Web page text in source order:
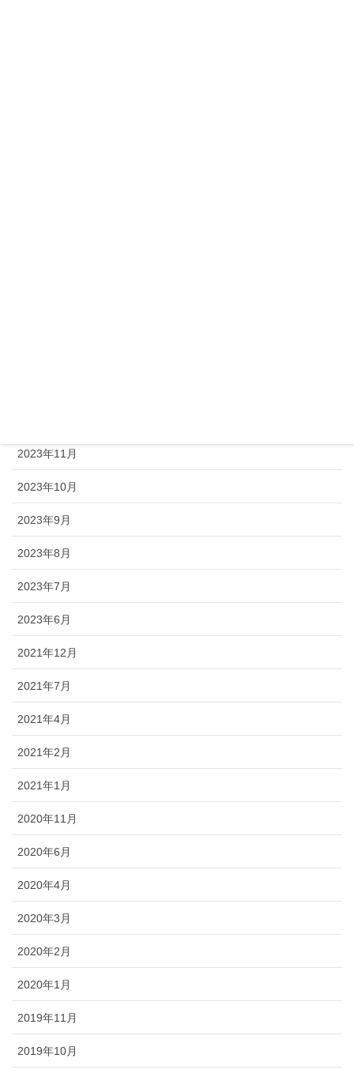
2023年11月
2023年10月
2023年9月
2023年8月
2023年7月
2023年6月
2021年12月
2021年7月
2021年4月
2021年2月
2021年1月
2020年11月
2020年6月
2020年4月
2020年3月
2020年2月
2020年1月
2019年11月
2019年10月